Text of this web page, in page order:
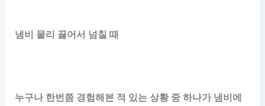
냄비 물리 끓어서 넘칠 때
누구나 한번쯤 경험해본 적 있는 상황 중 하나가 냄비에